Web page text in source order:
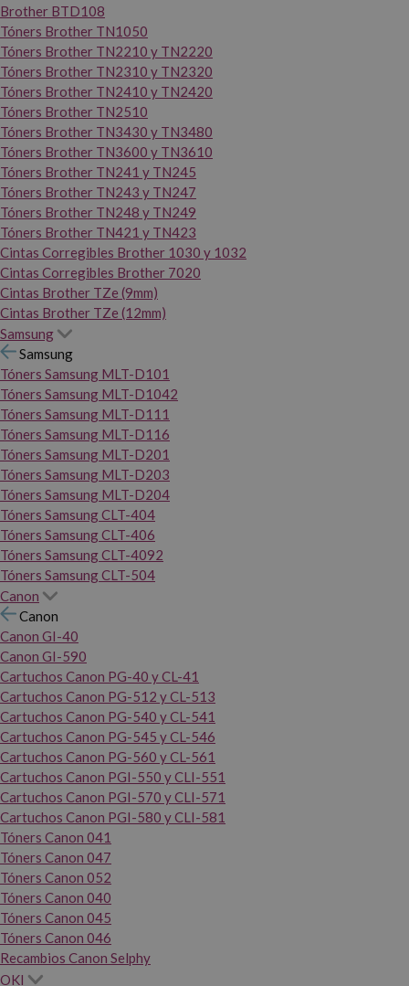
Brother BTD108
Tóners Brother TN1050
Tóners Brother TN2210 y TN2220
Tóners Brother TN2310 y TN2320
Tóners Brother TN2410 y TN2420
Tóners Brother TN2510
Tóners Brother TN3430 y TN3480
Tóners Brother TN3600 y TN3610
Tóners Brother TN241 y TN245
Tóners Brother TN243 y TN247
Tóners Brother TN248 y TN249
Tóners Brother TN421 y TN423
Cintas Corregibles Brother 1030 y 1032
Cintas Corregibles Brother 7020
Cintas Brother TZe (9mm)
Cintas Brother TZe (12mm)
Samsung
Samsung
Tóners Samsung MLT-D101
Tóners Samsung MLT-D1042
Tóners Samsung MLT-D111
Tóners Samsung MLT-D116
Tóners Samsung MLT-D201
Tóners Samsung MLT-D203
Tóners Samsung MLT-D204
Tóners Samsung CLT-404
Tóners Samsung CLT-406
Tóners Samsung CLT-4092
Tóners Samsung CLT-504
Canon
Canon
Canon GI-40
Canon GI-590
Cartuchos Canon PG-40 y CL-41
Cartuchos Canon PG-512 y CL-513
Cartuchos Canon PG-540 y CL-541
Cartuchos Canon PG-545 y CL-546
Cartuchos Canon PG-560 y CL-561
Cartuchos Canon PGI-550 y CLI-551
Cartuchos Canon PGI-570 y CLI-571
Cartuchos Canon PGI-580 y CLI-581
Tóners Canon 041
Tóners Canon 047
Tóners Canon 052
Tóners Canon 040
Tóners Canon 045
Tóners Canon 046
Recambios Canon Selphy
OKI